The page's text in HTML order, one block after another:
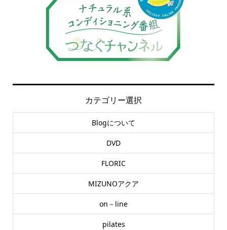
カテゴリー選択
Blogについて
DVD
FLORIC
MIZUNOアクア
on－line
pilates